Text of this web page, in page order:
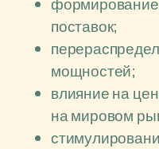
поставок;
мощностей;
влияние на
на мировом